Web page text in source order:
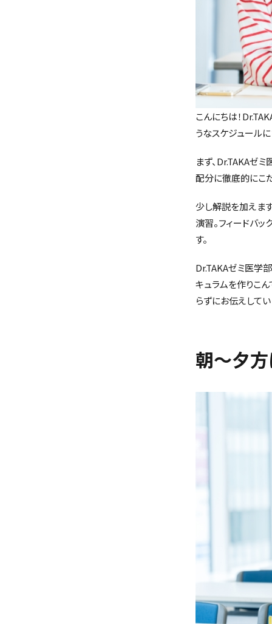
こんにちは！
うなスケジュール
まず、Dr.TAKAゼ
配分に徹底的にこ
少し解説を加えま
演習。フィードバ
す。
Dr.TAKAゼミ医学
キュラムを作りこ
らずにお伝えして
朝～夕